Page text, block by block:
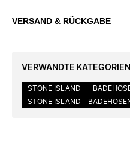
VERSAND & RÜCKGABE
VERWANDTE KATEGORIEN
STONE ISLAND
STONE ISLAND -